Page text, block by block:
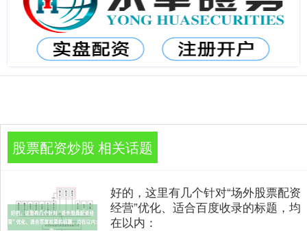
股票配资炒股 相关话题
好的，这里有几个针对“场外股票配资
经营”优化、适合百度收录的标题，均
在以内：